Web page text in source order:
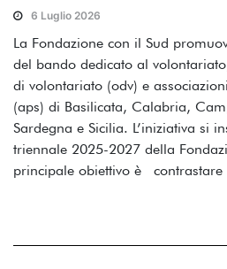
6 Luglio 2026
La Fondazione con il Sud
del bando dedicato al
di volontariato (odv) e
(aps) di Basilicata, Calabria,
Sardegna e Sicilia. L’iniziativa si
triennale 2025-2027 della
principale obiettivo è